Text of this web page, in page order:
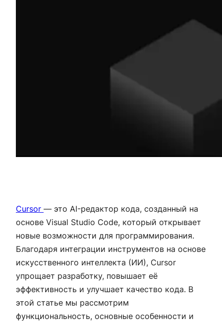
Cursor — это AI-редактор кода, созданный на
основе Visual Studio Code, который открывает
новые возможности для программирования.
Благодаря интеграции инструментов на основе
искусственного интеллекта (ИИ), Cursor
упрощает разработку, повышает её
эффективность и улучшает качество кода. В
этой статье мы рассмотрим
функциональность, основные особенности и